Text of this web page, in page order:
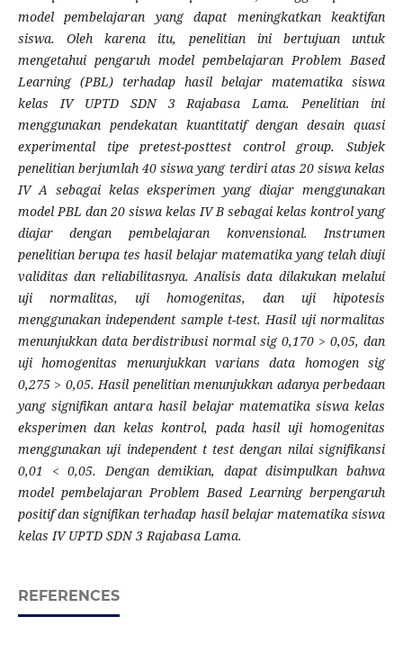
model pembelajaran yang dapat meningkatkan keaktifan
siswa. Oleh karena itu, penelitian ini bertujuan untuk
mengetahui pengaruh model pembelajaran Problem Based
Learning (PBL) terhadap hasil belajar matematika siswa
kelas IV UPTD SDN 3 Rajabasa Lama. Penelitian ini
menggunakan pendekatan kuantitatif dengan desain quasi
experimental tipe pretest-posttest control group. Subjek
penelitian berjumlah 40 siswa yang terdiri atas 20 siswa kelas
IV A sebagai kelas eksperimen yang diajar menggunakan
model PBL dan 20 siswa kelas IV B sebagai kelas kontrol yang
diajar dengan pembelajaran konvensional. Instrumen
penelitian berupa tes hasil belajar matematika yang telah diuji
validitas dan reliabilitasnya. Analisis data dilakukan melalui
uji normalitas, uji homogenitas, dan uji hipotesis
menggunakan independent sample t-test. Hasil uji normalitas
menunjukkan data berdistribusi normal sig 0,170 > 0,05, dan
uji homogenitas menunjukkan varians data homogen sig
0,275 > 0,05. Hasil penelitian menunjukkan adanya perbedaan
yang signifikan antara hasil belajar matematika siswa kelas
eksperimen dan kelas kontrol, pada hasil uji homogenitas
menggunakan uji independent t test dengan nilai signifikansi
0,01 < 0,05. Dengan demikian, dapat disimpulkan bahwa
model pembelajaran Problem Based Learning berpengaruh
positif dan signifikan terhadap hasil belajar matematika siswa
kelas IV UPTD SDN 3 Rajabasa Lama.
REFERENCES